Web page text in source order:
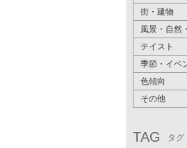
街・建物
風景・自然
テイスト
季節・イベ
色傾向
その他
TAG タグ